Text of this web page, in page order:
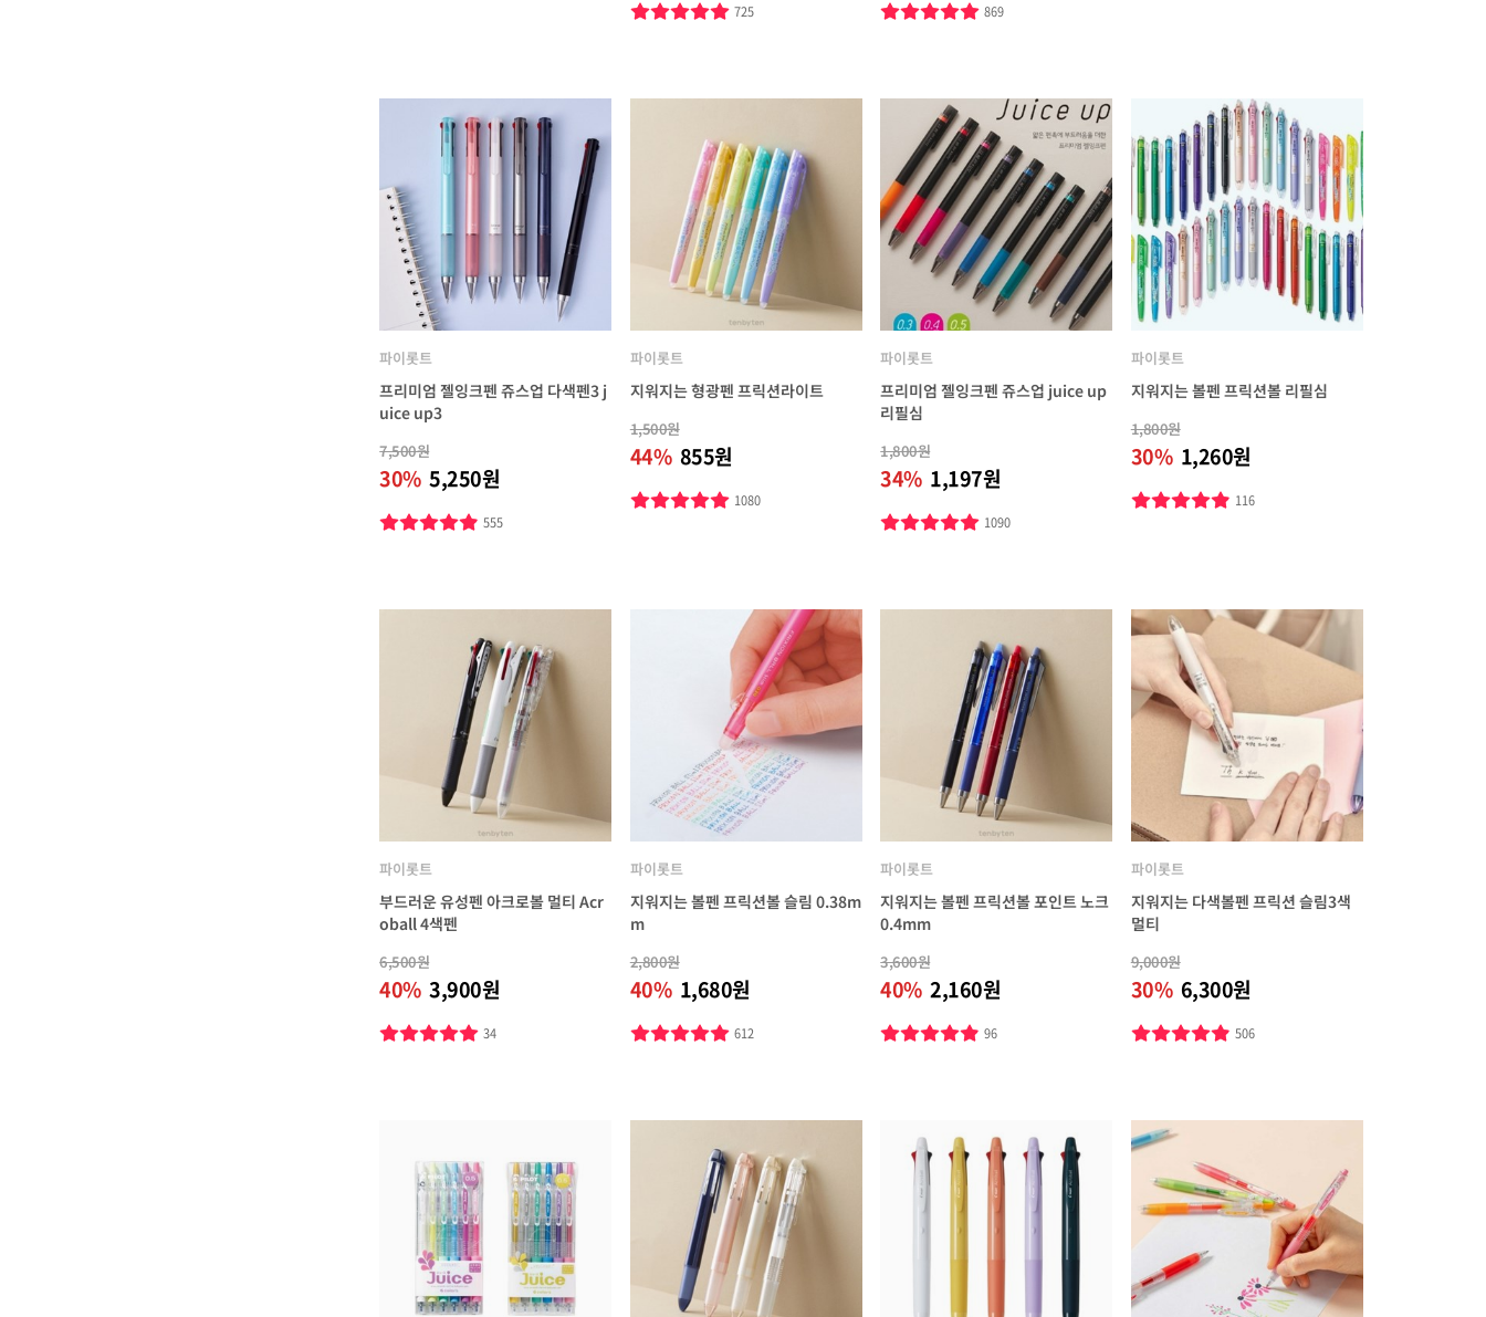
725 869
파이롯트
프리미엄 젤잉크펜 쥬스업 다색펜3 j
uice up3
7,500원
30% 5,250원
555
파이롯트
지워지는 형광펜 프릭션라이트
1,500원
44% 855원
1080
파이롯트
프리미엄 젤잉크펜 쥬스업 juice up
리필심
1,800원
34% 1,197원
1090
파이롯트
지워지는 볼펜 프릭션볼 리필심
1,800원
30% 1,260원
116
파이롯트
부드러운 유성펜 아크로볼 멀티 Acr
oball 4색펜
6,500원
40% 3,900원
34
파이롯트
지워지는 볼펜 프릭션볼 슬림 0.38m
m
2,800원
40% 1,680원
612
파이롯트
지워지는 볼펜 프릭션볼 포인트 노크
0.4mm
3,600원
40% 2,160원
96
파이롯트
지워지는 다색볼펜 프릭션 슬림3색
멀티
9,000원
30% 6,300원
506